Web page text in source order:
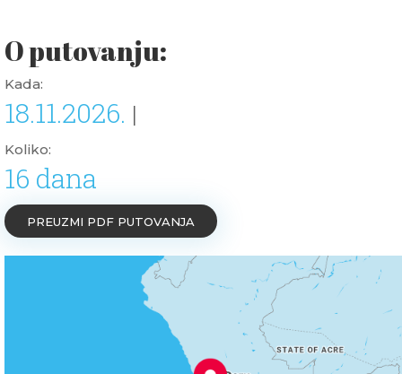
O putovanju:
Kada:
18.11.2026. |
Koliko:
16 dana
PREUZMI PDF PUTOVANJA